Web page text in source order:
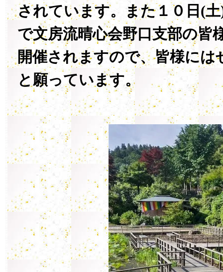
されています。また１０日(
で文房流晴心会野口支部の皆
開催されますので、皆様には
と願っています。